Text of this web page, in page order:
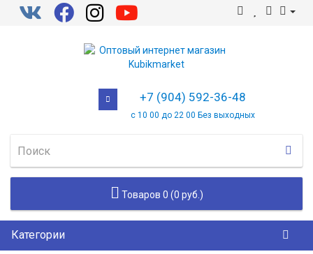
+7 (904) 592-36-48
с 10 00 до 22 00 Без выходных
Товаров 0 (0 руб.)
Категории